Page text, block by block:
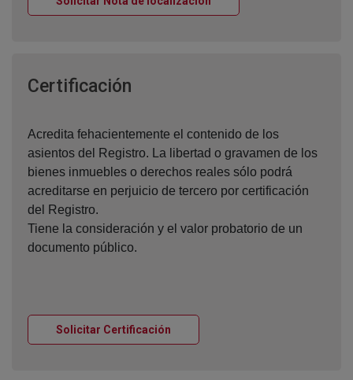
Certificación
Acredita fehacientemente el contenido de los
asientos del Registro. La libertad o gravamen de los
bienes inmuebles o derechos reales sólo podrá
acreditarse en perjuicio de tercero por certificación
del Registro.
Tiene la consideración y el valor probatorio de un
documento público.
Solicitar Certificación